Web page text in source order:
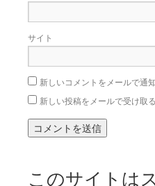
サイト
新しいコメントをメールで通知
新しい投稿をメールで受け取る
このサイトは